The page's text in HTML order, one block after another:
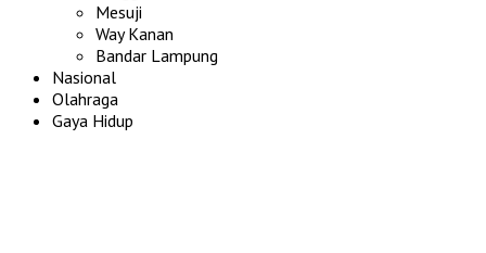
Mesuji
Way Kanan
Bandar Lampung
Nasional
Olahraga
Gaya Hidup